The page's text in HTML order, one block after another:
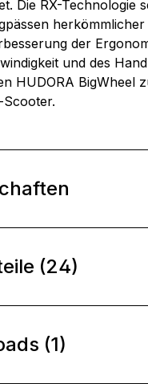
Die RX-Technologie
der
und des
HUDORA BigWheel
(24)
(1)